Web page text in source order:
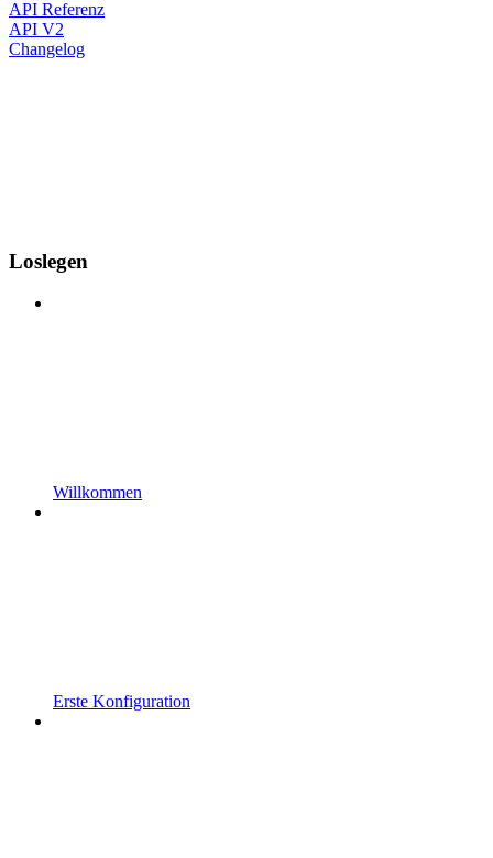
API Referenz
API V2
Changelog
Loslegen
Willkommen
Erste Konfiguration